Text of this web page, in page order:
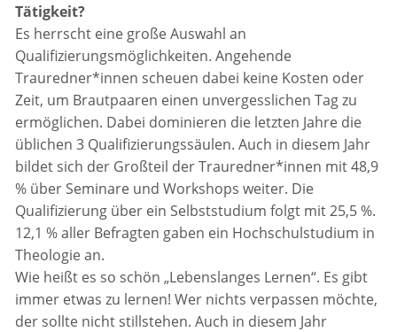
Tätigkeit?
Es herrscht eine große Auswahl an
Qualifizierungsmöglichkeiten. Angehende
Trauredner*innen scheuen dabei keine Kosten oder
Zeit, um Brautpaaren einen unvergesslichen Tag zu
ermöglichen. Dabei dominieren die letzten Jahre die
üblichen 3 Qualifizierungssäulen. Auch in diesem Jahr
bildet sich der Großteil der Trauredner*innen mit 48,9
% über Seminare und Workshops weiter. Die
Qualifizierung über ein Selbststudium folgt mit 25,5 %.
12,1 % aller Befragten gaben ein Hochschulstudium in
Theologie an.
Wie heißt es so schön „Lebenslanges Lernen“. Es gibt
immer etwas zu lernen! Wer nichts verpassen möchte,
der sollte nicht stillstehen. Auch in diesem Jahr